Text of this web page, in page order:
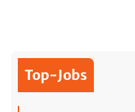
Top-Jobs